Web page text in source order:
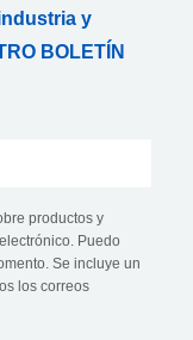
y
BOLETÍN
productos y
Puedo
Se incluye un
los correos